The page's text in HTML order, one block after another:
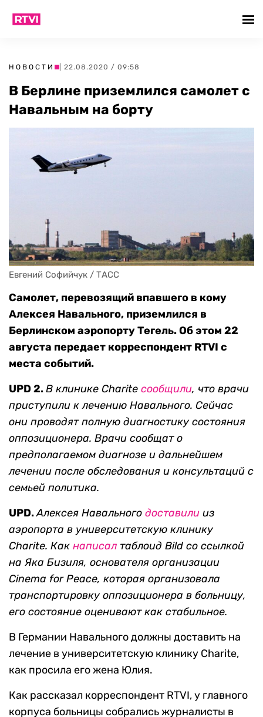
НОВОСТИ | 22.08.2020 / 09:58
В Берлине приземлился самолет с
Навальным на борту
Евгений Софийчук / ТАСС
Самолет, перевозящий впавшего в кому
Алексея Навального, приземлился в
Берлинском аэропорту Тегель. Об этом 22
августа передает корреспондент RTVI с
места событий.
UPD 2.В клинике Charite сообщили, что врачи
приступили к лечению Навального. Сейчас
они проводят полную диагностику состояния
оппозиционера. Врачи сообщат о
предполагаемом диагнозе и дальнейшем
лечении после обследования и консультаций с
семьей политика.
UPD.Алексея Навального доставили из
аэропорта в университетскую клинику
Charite. Как написал таблоид Bild со ссылкой
на Яка Бизиля, основателя организации
Cinema for Peace, которая организовала
транспортировку оппозиционера в больницу,
его состояние оценивают как стабильное.
В Германии Навального должны доставить на
лечение в университетскую клинику Charite,
как просила его жена Юлия.
Как рассказал корреспондент RTVI, у главного
корпуса больницы собрались журналисты в